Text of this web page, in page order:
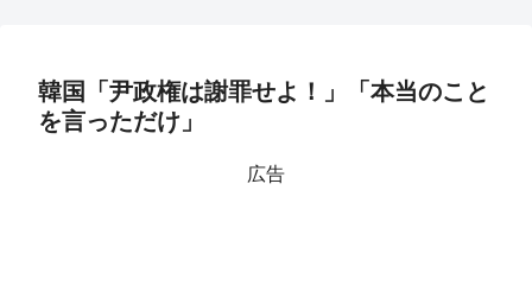
韓国「尹政権は謝罪せよ！」「本当のこと
を言っただけ」
広告